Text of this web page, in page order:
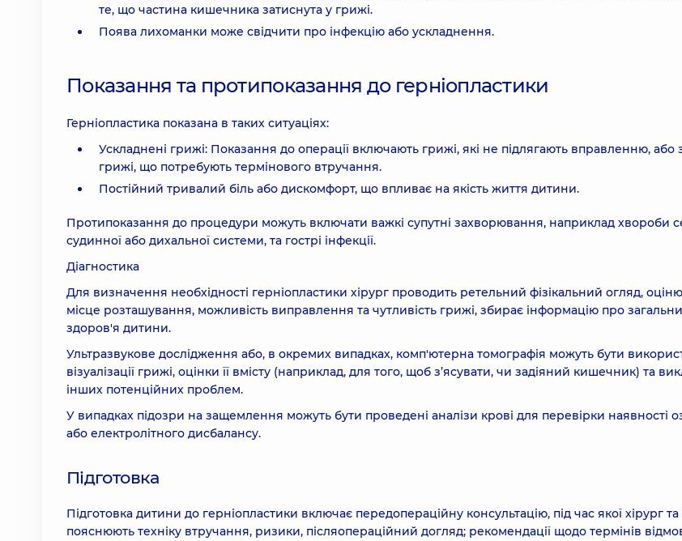
те, що частина кишечника затиснута у грижі.
Поява лихоманки може свідчити про інфекцію або ускладнення.
Показання та протипоказання до герніопластики
Герніопластика показана в таких ситуаціях:
Ускладнені грижі: Показання до операції включають грижі, які не підлягають вправленню, або
грижі, що потребують термінового втручання.
Постійний тривалий біль або дискомфорт, що впливає на якість життя дитини.
Протипоказання до процедури можуть включати важкі супутні захворювання, наприклад хвороби
судинної або дихальної системи, та гострі інфекції.
Діагностика
Для визначення необхідності герніопластики хірург проводить ретельний фізікальний огляд,
місце розташування, можливість виправлення та чутливість грижі, збирає інформацію про
здоров'я дитини.
Ультразвукове дослідження або, в окремих випадках, комп'ютерна томографія можуть бути
візуалізації грижі, оцінки її вмісту (наприклад, для того, щоб з’ясувати, чи задіяний кишечник) та
інших потенційних проблем.
У випадках підозри на защемлення можуть бути проведені аналізи крові для перевірки наявності
або електролітного дисбалансу.
Підготовка
Підготовка дитини до герніопластики включає передопераційну консультацію, під час якої хірург та
пояснюють техніку втручання, ризики, післяопераційний догляд; рекомендації щодо термінів